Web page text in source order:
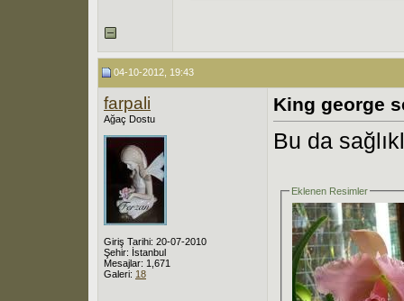
04-10-2012, 19:43
farpali
Ağaç Dostu
Giriş Tarihi: 20-07-2010
Şehir: İstanbul
Mesajlar: 1,671
Galeri: 18
King george
Bu da
Eklenen Resimler